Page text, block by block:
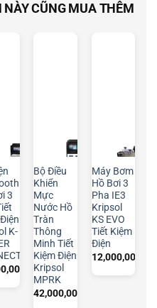
CŨNG MUA THÊM
3
K-
Bộ Điều
Khiển
Mực
Nước Hồ
Tràn
Thông
Minh Tiết
Kiệm Điện
Kripsol
MPRK
42,000,000
Máy Bơm
Hồ Bơi 3
Pha IE3
Kripsol
KS EVO
Tiết Kiệm
Điện
12,000,000